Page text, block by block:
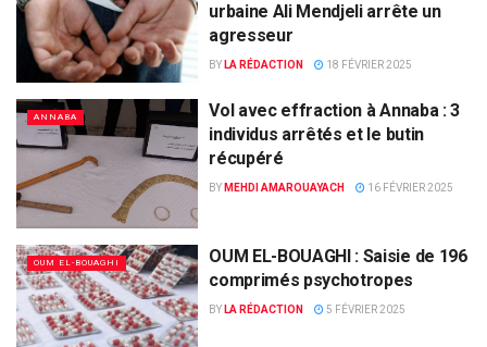
urbaine Ali Mendjeli arrête un
agresseur
BY LA RÉDACTION 18 FÉVRIER 2025
ANNABA
Vol avec effraction à Annaba : 3
individus arrêtés et le butin
récupéré
BY MEHDI AMAROUAYACH 16 FÉVRIER 2025
OUM EL-BOUAGHI
OUM EL-BOUAGHI : Saisie de 196
comprimés psychotropes
BY LA RÉDACTION 5 FÉVRIER 2025